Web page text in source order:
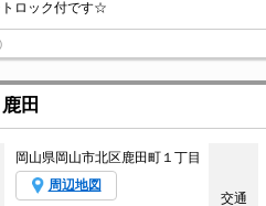
トロック付です☆
田
岡山県岡山市北区鹿田町１丁目
周辺地図
交通